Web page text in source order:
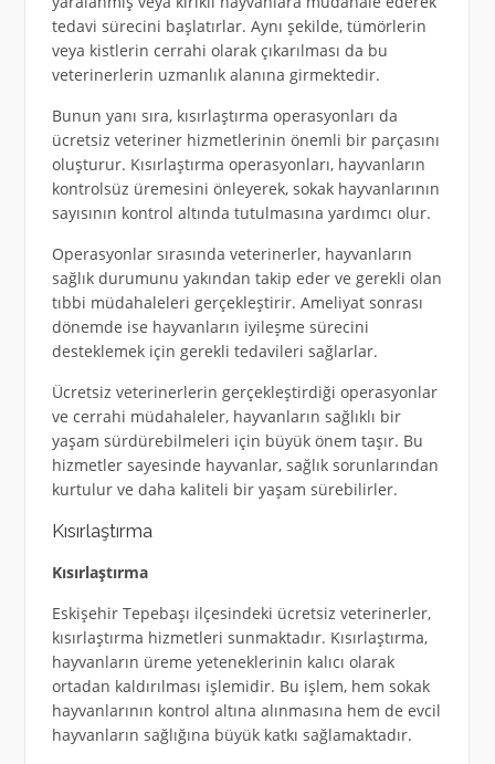
tedavi sürecini başlatırlar. Aynı şekilde, tümörlerin
veya kistlerin cerrahi olarak çıkarılması da bu
veterinerlerin uzmanlık alanına girmektedir.
Bunun yanı sıra, kısırlaştırma operasyonları da
ücretsiz veteriner hizmetlerinin önemli bir parçasını
oluşturur. Kısırlaştırma operasyonları, hayvanların
kontrolsüz üremesini önleyerek, sokak hayvanlarının
sayısının kontrol altında tutulmasına yardımcı olur.
Operasyonlar sırasında veterinerler, hayvanların
sağlık durumunu yakından takip eder ve gerekli olan
tıbbi müdahaleleri gerçekleştirir. Ameliyat sonrası
dönemde ise hayvanların iyileşme sürecini
desteklemek için gerekli tedavileri sağlarlar.
Ücretsiz veterinerlerin gerçekleştirdiği operasyonlar
ve cerrahi müdahaleler, hayvanların sağlıklı bir
yaşam sürdürebilmeleri için büyük önem taşır. Bu
hizmetler sayesinde hayvanlar, sağlık sorunlarından
kurtulur ve daha kaliteli bir yaşam sürebilirler.
Kısırlaştırma
Kısırlaştırma
Eskişehir Tepebaşı ilçesindeki ücretsiz veterinerler,
kısırlaştırma hizmetleri sunmaktadır. Kısırlaştırma,
hayvanların üreme yeteneklerinin kalıcı olarak
ortadan kaldırılması işlemidir. Bu işlem, hem sokak
hayvanlarının kontrol altına alınmasına hem de evcil
hayvanların sağlığına büyük katkı sağlamaktadır.